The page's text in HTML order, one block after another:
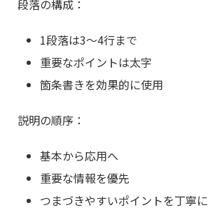
段落の構成：
1段落は3〜4行まで
重要なポイントは太字
箇条書きを効果的に使用
説明の順序：
基本から応用へ
重要な情報を優先
つまづきやすいポイントを丁寧に